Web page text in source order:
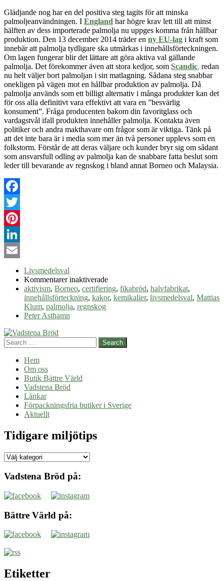
Glädjande nog har en del positiva steg tagits för att minska
palmoljeanvändningen. I England har högre krav lett till att minst
hälften av dess importerade palmolja nu uppges komma från hållbar
produktion. Den 13 december 2014 träder en ny EU-lag i kraft som
innebär att palmolja tydligare ska utmärkas i innehållsförteckningen.
Om lagen fungerar blir det lättare att göra aktiva val gällande
palmolja. Det förekommer även att stora kedjor, som Scandic, redan
nu helt väljer bort palmoljan i sin matlagning. Sådana steg snabbar
onekligen på vägen mot en hållbar produktion av palmolja. Då
palmolja används som ett billigt alternativ i många produkter kan det
för oss alla definitivt vara effektivt att vara en ”besvärlig
konsument”. Fråga producenten bakom din favoritglass och
vardagstvål ifall produkten innehåller palmolja. Kontakta även
politiker och andra makthavare om frågor som är viktiga. Tänk på
att det inte bara är i media som mer än två personer upplevs som en
folkstorm. Förstår de att deras väljare och kunder bryr sig om sådant
som ansvarsfull odling av palmolja kan de snabbare fatta beslut som
leder till bevarande av regnskog i bland annat Borneo och Malaysia.
Facebook
Twitter
Pinterest
LinkedIn
Livsmedelsval
Kommentarer inaktiveradeför
Palmolja
aktivism, Borneo, certifiering, fikabröd, halvfabrikat,
innehållsförteckning, kakor, kemikalier, livsmedelsval, Mattias
Klum, palmolja, regnskog
Peter Asthamn
Search
Hem
Om oss
Butik Bättre Värld
Vadstena Bröd
Länkar
Förpackningsfria butiker i Sverige
Aktuellt
Tidigare miljötips
Tidigare
Vadstena Bröd på:
Bättre Värld på:
Etiketter